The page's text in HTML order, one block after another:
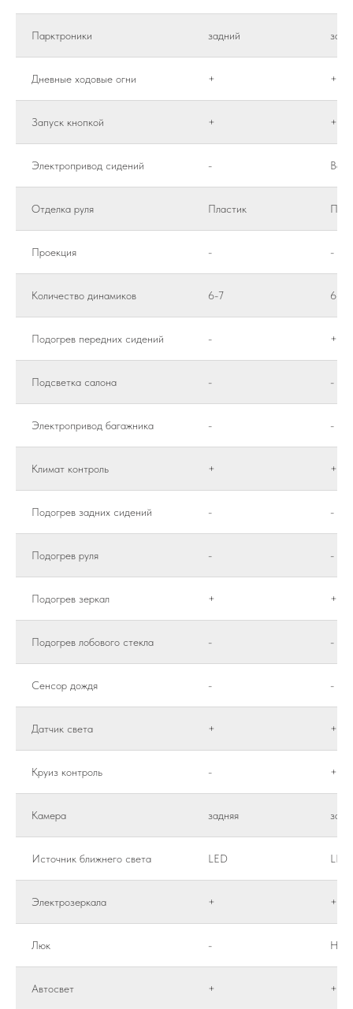
Парктроники задний
Дневные ходовые огни + +
Запуск кнопкой + +
Электропривод сидений -
Отделка руля Пластик
Проекция - -
Количество динамиков 6-7 6-7
Подогрев передних сидений - +
Подсветка салона - -
Электропривод багажника - -
Климат контроль + +
Подогрев задних сидений - -
Подогрев руля - -
Подогрев зеркал + +
Подогрев лобового стекла - -
Сенсор дождя - -
Датчик света + +
Круиз контроль - +
Камера задняя
Источник ближнего света LED LED
Электрозеркала + +
Люк -
Автосвет + +